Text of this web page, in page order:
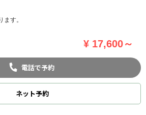
す。
¥ 17,600～
電話で予約
ネット予約